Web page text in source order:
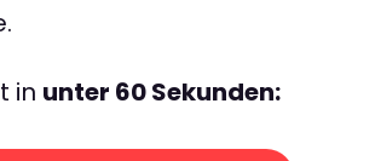
in unter 60 Sekunden: